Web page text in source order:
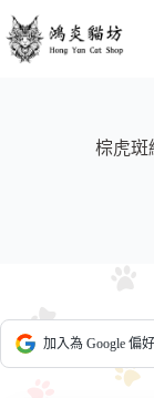
跳
至
棕虎斑
加入為 Google 偏